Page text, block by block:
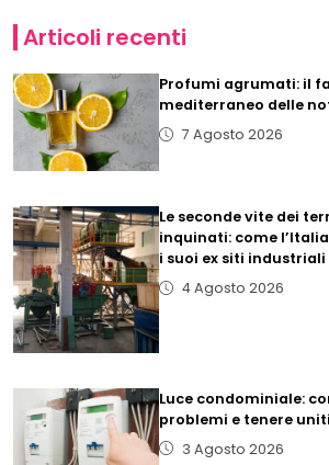
Articoli recenti
Profumi agrumati: il
mediterraneo delle
7 Agosto 2026
Le seconde vite dei
inquinati: come
i suoi ex siti industriali
4 Agosto 2026
Luce condominiale:
problemi e tenere
3 Agosto 2026